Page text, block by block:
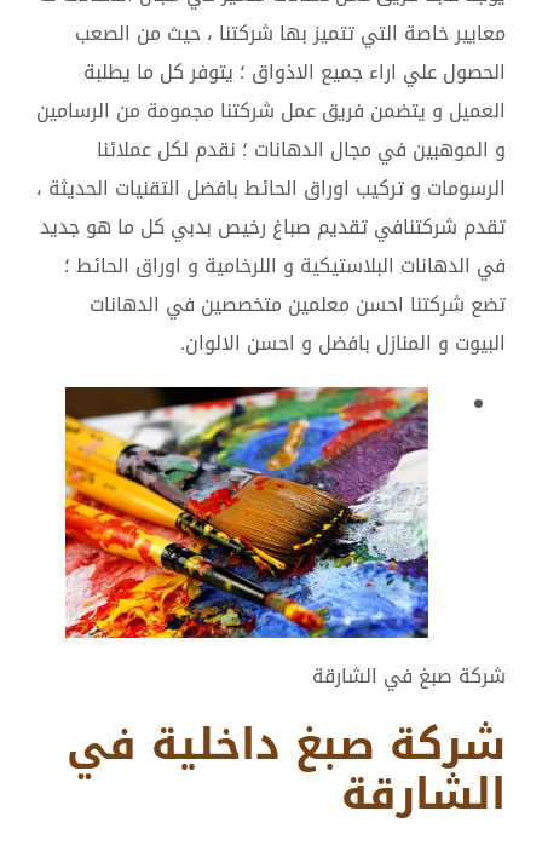
معايير خاصة التي تتميز بها شركتنا ، حيث من الصعب
الحصول علي اراء جميع الاذواق ؛ يتوفر كل ما يطلبة
العميل و يتضمن فريق عمل شركتنا مجمومة من الرسامين
و الموهبين في مجال الدهانات ؛ نقدم لكل عملائنا
الرسومات و تركيب اوراق الحائط بافضل التقنيات الحديثة ،
تقدم شركتنافي تقديم صباغ رخيص بدبي كل ما هو جديد
في الدهانات البلاستيكية و اللرخامية و اوراق الحائط ؛
تضع شركتنا احسن معلمين متخصصين في الدهانات
البيوت و المنازل بافضل و احسن الالوان.
شركة صبغ في الشارقة
شركة صبغ داخلية في
الشارقة